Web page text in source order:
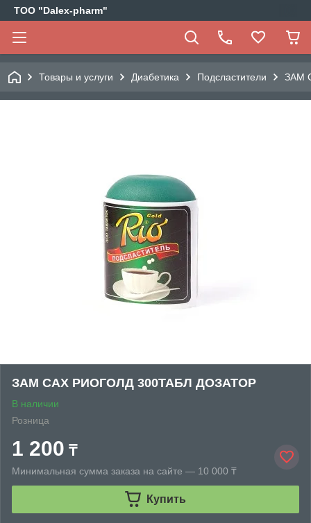
ТОО "Dalex-pharm"
Товары и услуги Диабетика Подсластители ЗАМ
ЗАМ САХ РИОГОЛД 300ТАБЛ ДОЗАТОР
В наличии
Розница
1 200 ₸
Минимальная сумма заказа на сайте — 10 000 ₸
Купить